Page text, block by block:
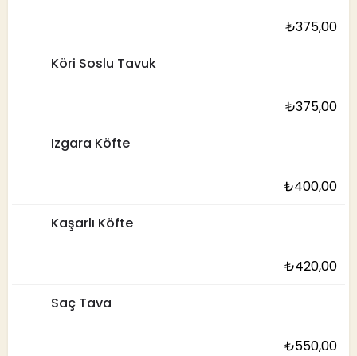
₺375,00
Köri Soslu Tavuk
₺375,00
Izgara Köfte
₺400,00
Kaşarlı Köfte
₺420,00
Saç Tava
₺550,00